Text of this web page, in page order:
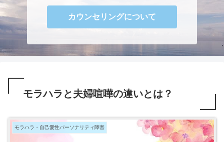
カウンセリングについて
モラハラと夫婦喧嘩の違いとは？
モラハラ・自己愛性パーソナリティ障害